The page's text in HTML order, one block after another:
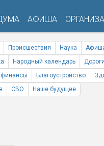
АФИША
Происшествия Наука
Народный календарь
Благоустройство
СВО Наше будущее